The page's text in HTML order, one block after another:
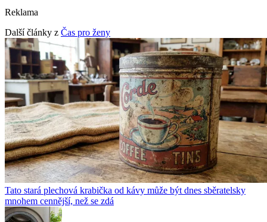
Reklama
Další články z Čas pro ženy
Tato stará plechová krabička od kávy může být dnes sběratelsky
mnohem cennější, než se zdá